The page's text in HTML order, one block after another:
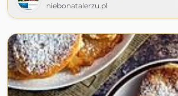
niebonatalerzu.pl